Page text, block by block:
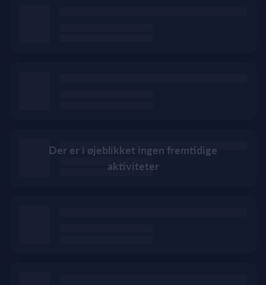
Der er i øjeblikket ingen fremtidige
aktiviteter